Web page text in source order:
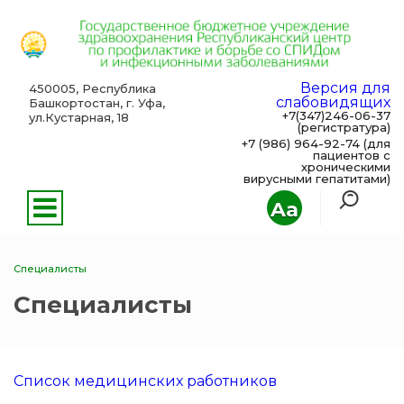
Aa
450005, Республика
Башкортостан, г. Уфа,
ул.Кустарная, 18
Версия для
слабовидящих
+7(347)246-06-37
(регистратура)
+7 (986) 964-92-74 (для
пациентов с
хроническими
вирусными гепатитами)
Специалисты
Специалисты
Список медицинских работников